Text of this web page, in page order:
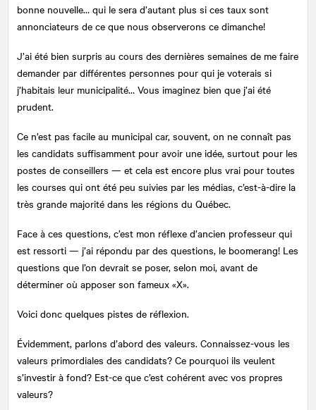
bonne nouvelle… qui le sera d’autant plus si ces taux sont
annonciateurs de ce que nous observerons ce dimanche!
J’ai été bien surpris au cours des dernières semaines de me faire
demander par différentes personnes pour qui je voterais si
j’habitais leur municipalité… Vous imaginez bien que j’ai été
prudent.
Ce n’est pas facile au municipal car, souvent, on ne connaît pas
les candidats suffisamment pour avoir une idée, surtout pour les
postes de conseillers — et cela est encore plus vrai pour toutes
les courses qui ont été peu suivies par les médias, c’est-à-dire la
très grande majorité dans les régions du Québec.
Face à ces questions, c’est mon réflexe d’ancien professeur qui
est ressorti — j’ai répondu par des questions, le boomerang! Les
questions que l’on devrait se poser, selon moi, avant de
déterminer où apposer son fameux «X».
Voici donc quelques pistes de réflexion.
Évidemment, parlons d’abord des valeurs. Connaissez-vous les
valeurs primordiales des candidats? Ce pourquoi ils veulent
s’investir à fond? Est-ce que c’est cohérent avec vos propres
valeurs?